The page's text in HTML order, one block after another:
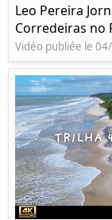
Leo Pereira
Corredeiras no
Vidéo publiée le